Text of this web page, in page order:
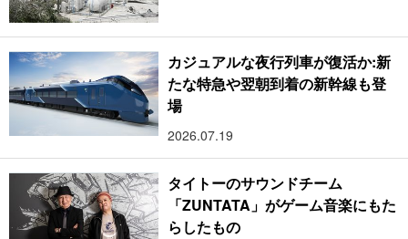
カジュアルな夜行列車が復活か:新
たな特急や翌朝到着の新幹線も登
場
2026.07.19
タイトーのサウンドチーム
「ZUNTATA」がゲーム音楽にもた
らしたもの